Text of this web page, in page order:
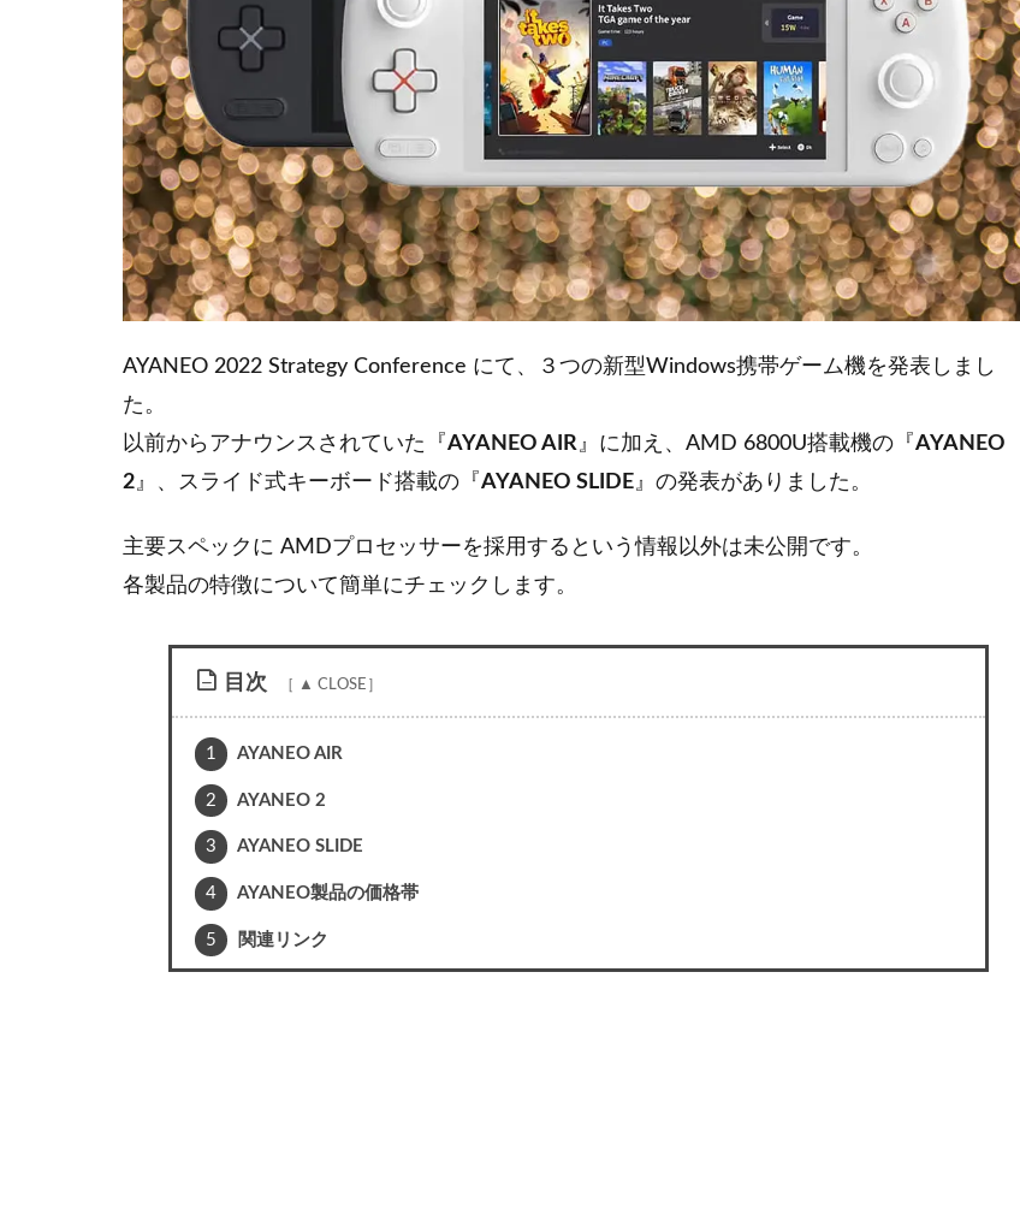
AYANEO 2022 Strategy Conference にて、３つの新型Windows携帯ゲーム機を発表しまし
た。
以前からアナウンスされていた『 AYANEO AIR』に加え、AMD 6800U搭載機の『 AYANEO
2』、スライド式キーボード搭載の『 AYANEO SLIDE』の発表がありました。
主要スペックに AMDプロセッサーを採用するという情報以外は未公開です。
各製品の特徴について簡単にチェックします。
目次
1 AYANEO AIR
2 AYANEO 2
3 AYANEO SLIDE
4 AYANEO製品の価格帯
5 関連リンク